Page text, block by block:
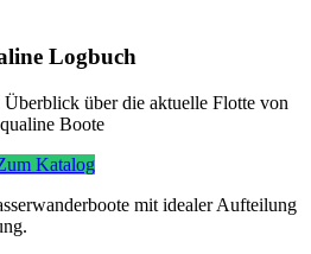
Logbuch
Überblick über die aktuelle Flotte von
Boote
Katalog
mit idealer Aufteilung